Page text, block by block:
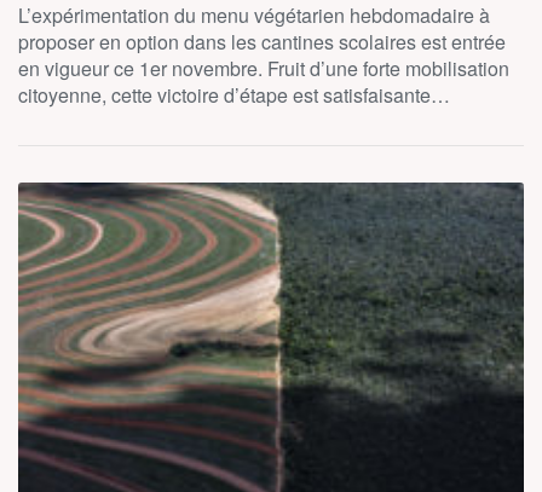
L’expérimentation du menu végétarien hebdomadaire à
proposer en option dans les cantines scolaires est entrée
en vigueur ce 1er novembre. Fruit d’une forte mobilisation
citoyenne, cette victoire d’étape est satisfaisante…